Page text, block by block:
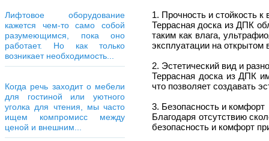
Лифтовое оборудование
кажется чем-то само собой
разумеющимся, пока оно
работает. Но как только
возникает необходимость...
Когда речь заходит о мебели
для гостиной или уютного
уголка для чтения, мы часто
ищем компромисс между
ценой и внешним...
1. Прочность и стойкость
Террасная доска из ДПК
таким как влага,
эксплуатации на открытом
2. Эстетический вид и
Террасная доска из ДПК
что позволяет создавать
3. Безопасность и комфорт
Благодаря отсутствию
безопасность и комфорт